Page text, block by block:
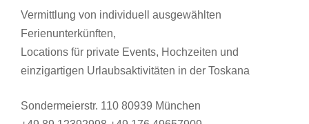
Vermittlung von individuell ausgewählten
Ferienunterkünften,
Locations für private Events, Hochzeiten und
einzigartigen Urlaubsaktivitäten in der Toskana
Sondermeierstr. 110 80939 München